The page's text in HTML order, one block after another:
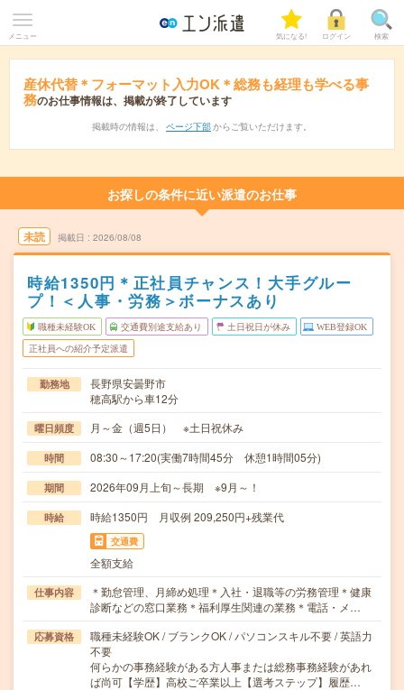
メニュー 気になる! ログイン 検索
産休代替＊フォーマット入力OK＊総務も経理も学べる事
務のお仕事情報は、掲載が終了しています
掲載時の情報は、 ページ下部 からご覧いただけます。
お探しの条件に近い派遣のお仕事
未読 掲載日 2026/08/08
時給1350円＊正社員チャンス！大手グルー
プ！＜人事・労務＞ボーナスあり
職種未経験OK 交通費別途支給あり 土日祝日が休み WEB登録OK
正社員への紹介予定派遣
勤務地
長野県安曇野市
穂高駅から車12分
曜日頻度 月～金（週5日） ※土日祝休み
時間 08:30～17:20(実働7時間45分 休憩1時間05分)
期間 2026年09月上旬～長期 ※9月～！
時給 時給1350円 月収例 209,250円+残業代
交通費
全額支給
仕事内容
＊勤怠管理、月締め処理＊入社・退職等の労務管理＊健康
診断などの窓口業務＊福利厚生関連の業務＊電話・メ…
応募資格
職種未経験OK / ブランクOK / パソコンスキル不要 / 英語力
不要
何らかの事務経験がある方人事または総務事務経験があれ
ば尚可【学歴】高校ご卒業以上【選考ステップ】履歴…